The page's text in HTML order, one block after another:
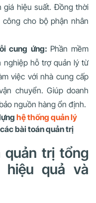
giá hiệu suất. Đồng thời
cho bộ phận nhân
cung ứng: Phần mềm
nghiệp hỗ trợ quản lý từ
việc với nhà cung cấp
chuyển. Giúp doanh
nguồn hàng ổn định.
hệ thống quản lý
bài toán quản trị
quản trị tổng
hiệu quả và